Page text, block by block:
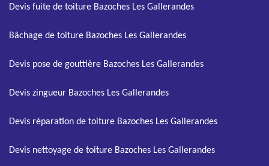
Devis fuite de toiture Bazoches Les Gallerandes
Bâchage de toiture Bazoches Les Gallerandes
Devis pose de gouttière Bazoches Les Gallerandes
Devis zingueur Bazoches Les Gallerandes
Devis réparation de toiture Bazoches Les Gallerandes
Devis nettoyage de toiture Bazoches Les Gallerandes